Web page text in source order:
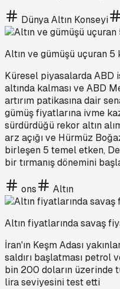
Dünya Altın Konseyi
Altın ve gümüşü uçuran
Küresel piyasalarda
altında kalması ve ABD
artırım patikasına dair
gümüş fiyatlarına ivme
sürdürdüğü rekor altın
arz açığı ve Hürmüz
birleşen 5 temel etken,
bir tırmanış dönemini
ons Altın
Altın fiyatlarında savaş
İran'ın Keşm Adası
saldırı başlatması petrol
bin 200 doların üzerinde
lira seviyesini test etti